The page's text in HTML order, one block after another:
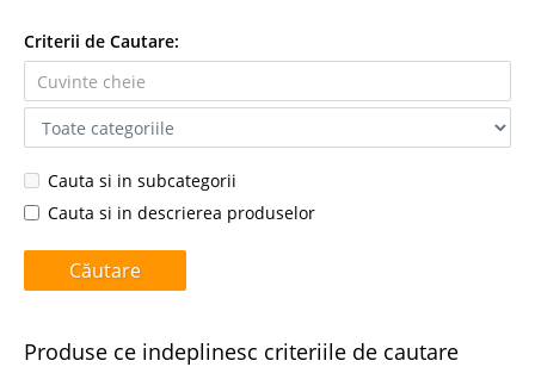
Criterii de Cautare:
Cauta si in subcategorii
Cauta si in descrierea produselor
Produse ce indeplinesc criteriile de cautare